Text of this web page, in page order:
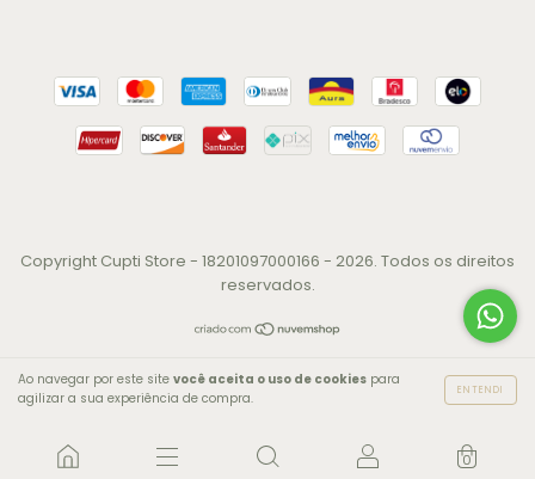
Ao navegar por este site você aceita o uso de cookies para
agilizar a sua experiência de compra.
ENTENDI
0
Copyright Cupti Store - 18201097000166 - 2026. Todos os direitos
reservados.